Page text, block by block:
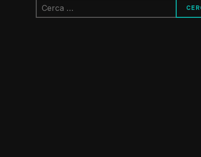
Ricerca
per: